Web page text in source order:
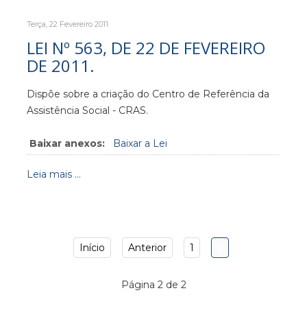
Terça, 22 Fevereiro 2011
LEI Nº 563, DE 22 DE FEVEREIRO
DE 2011.
Dispõe sobre a criação do Centro de Referência da
Assistência Social - CRAS.
Baixar anexos: Baixar a Lei
Leia mais ...
Início Anterior 1
Página 2 de 2